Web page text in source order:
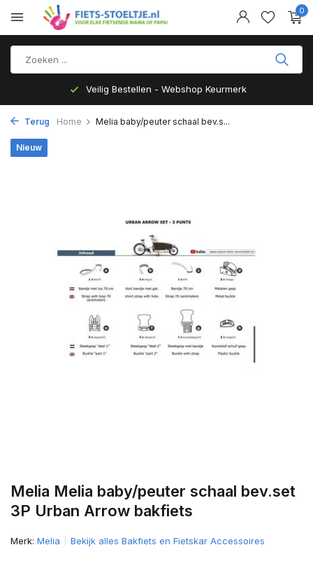
0
Veilig Bestellen - Webshop Keurmerk
Terug Home Melia baby/peuter schaal bev.s...
Melia Melia baby/peuter schaal bev.set
3P Urban Arrow bakfiets
Nieuw
Merk: Melia Bekijk alles Bakfiets en Fietskar Accessoires